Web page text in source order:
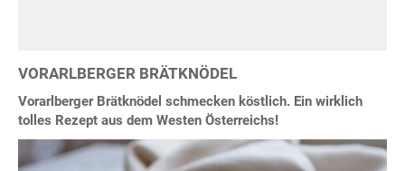
VORARLBERGER BRÄTKNÖDEL
Vorarlberger Brätknödel schmecken köstlich. Ein wirklich
tolles Rezept aus dem Westen Österreichs!